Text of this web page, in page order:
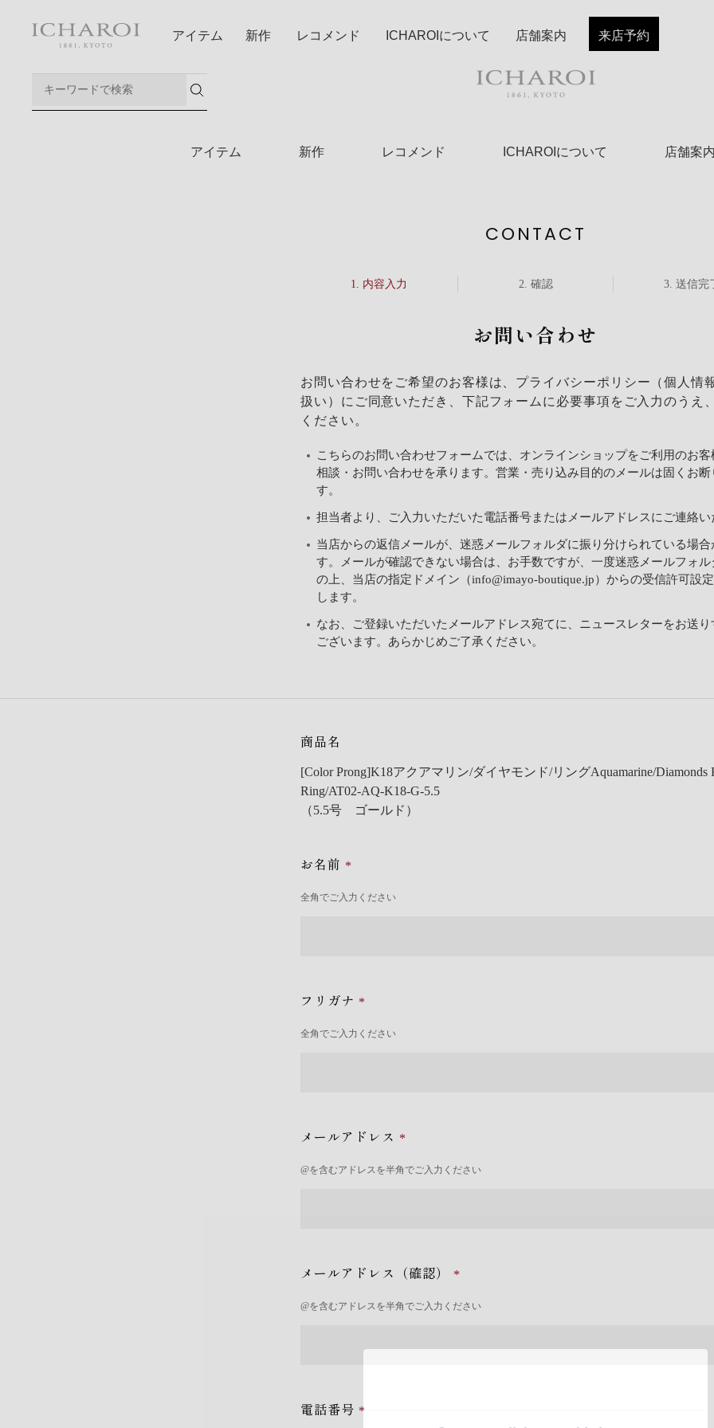
アイテム 新作 レコメンド ICHAROIについて 店舗案内
アイテム 新作 レコメンド ICHAROIについて 店舗案内 来店予約
CONTACT
内容入力 確認 送信完
お問い合わせ
お問い合わせをご希望のお客様は、 プライバシーポリシー （個人情
扱い）にご同意いただき、下記フォームに必要事項をご入力のうえ
ください。
こちらのお問い合わせフォームでは、オンラインショップをご利用のお
相談・お問い合わせを承ります。営業・売り込み目的のメールは固くお断
す。
担当者より、ご入力いただいた電話番号またはメールアドレスにご連絡い
当店からの返信メールが、迷惑メールフォルダに振り分けられている場合
す。メールが確認できない場合は、お手数ですが、一度迷惑メールフォ
の上、当店の指定ドメイン（info@imayo-boutique.jp）からの受信許可設
します。
なお、ご登録いただいたメールアドレス宛てに、ニュースレターをお送
ございます。あらかじめご了承ください。
商品名
[Color Prong]K18アクアマリン/ダイヤモンド/リングAquamarine/Diamonds
Ring/AT02-AQ-K18-G-5.5
（5.5号 ゴールド）
お名前
全角でご入力ください
フリガナ
全角でご入力ください
メールアドレス
@を含むアドレスを半角でご入力ください
メールアドレス（確認）
@を含むアドレスを半角でご入力ください
電話番号